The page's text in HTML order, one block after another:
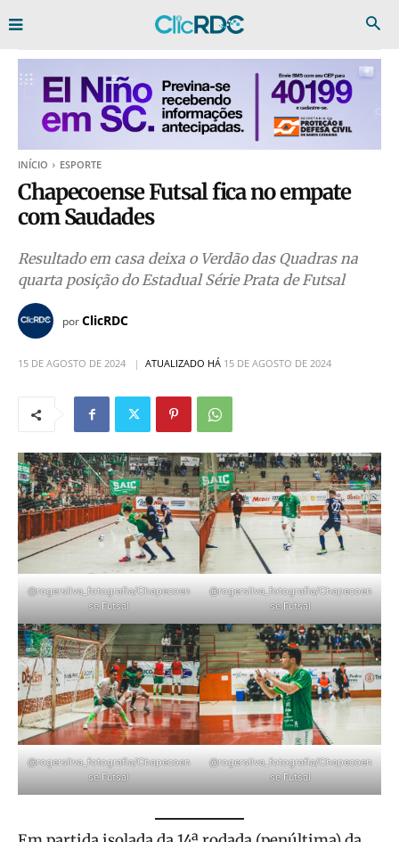
INÍCIO ESPORTE
Chapecoense Futsal fica no empate
com Saudades
Resultado em casa deixa o Verdão das Quadras na
quarta posição do Estadual Série Prata de Futsal
porClicRDC
15 DE AGOSTO DE 2024 ATUALIZADO HÁ 15 DE AGOSTO DE 2024
@rogersilva_fotografia/Chapecoen
se Futsal
@rogersilva_fotografia/Chapecoen
se Futsal
@rogersilva_fotografia/Chapecoen
se Futsal
@rogersilva_fotografia/Chapecoen
se Futsal